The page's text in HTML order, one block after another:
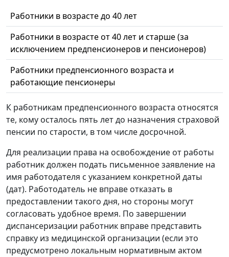
Работники в возрасте до 40 лет
Работники в возрасте от 40 лет и старше (за
исключением предпенсионеров и пенсионеров)
Работники предпенсионного возраста и
работающие пенсионеры
К работникам предпенсионного возраста относятся
те, кому осталось пять лет до назначения страховой
пенсии по старости, в том числе досрочной.
Для реализации права на освобождение от работы
работник должен подать письменное заявление на
имя работодателя с указанием конкретной даты
(дат). Работодатель не вправе отказать в
предоставлении такого дня, но стороны могут
согласовать удобное время. По завершении
диспансеризации работник вправе представить
справку из медицинской организации (если это
предусмотрено локальным нормативным актом